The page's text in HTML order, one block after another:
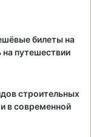
билеты на
путешествии
строительных
в современной